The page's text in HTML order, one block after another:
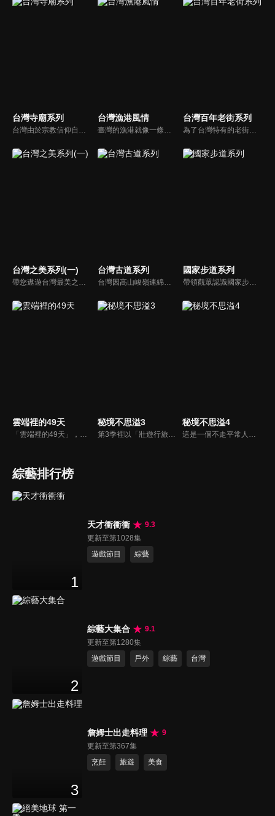
台灣寺廟系列
台灣由於宗教信仰自由，在島內可說處處可見，或大或小的廟宇宮寺，台灣宗教系列，帶您了解台灣的宗教、台灣的神明教義，帶您巡禮台灣的廟宇、台灣的民間信仰...邀您一起來體驗！
台灣漁港風情
臺灣的漁港就像一條藍色道路，這裡能感受到濃厚的漁港文化氣息，欣賞海天一色的港口風情，落日時分，夕陽余暉用橘紅的色彩，訴說著漁港人的回憶...
台灣百年老街系列
為了台灣特有的老街文化特色保存下來，我們挑選了台灣最具特色的四十五條老街，製作台灣的老街系列節目，希望將台灣各老街的建築特色，歷史文化，地方小吃做一有系統的報導，讓大眾能對台灣的老街有更深一層的認識與了解。
台灣之美系列(一)
帶您遨遊台灣最美之地，了解台灣最美地帶，讓您沉浸在台灣風情之美，享受迷人景緻與感人情誼。
台灣古道系列
台灣因高山峻嶺連綿，阻隔了各地區的交通往來，自古以來居民即開闢了各種形式的道路，用來穿越這些險阻，這其中有部分已消失，許多成為現今公路的基礎，其中部分成為登山者所喜好的遊覽路線。這些道路保存了大量的古蹟以及前人生活的印記，統稱為「古道」。
國家步道系列
帶領觀眾認識國家步道系統，悠閒健行享受台灣山林之美！
雲端裡的49天
「雲端裡的49天」，取自拍攝地比雲還高的山區，這一季節目採用VR 360全景攝影，以貫穿臺灣南北向的中央山脈為拍攝主軸，由金鐘主持人廖科溢帶領觀眾尋訪深藏在中央山脈的秘境，探索傳統原住民部落文化，完整呈現臺灣原始的樣貌並全紀錄分享給全世界。
秘境不思溢3
第3季裡以「壯遊行旅」的概念，帶大家進探絕美秘境，為大家盤點畢生不可錯過的世紀景觀，走遍異地美景，感受大地造物之奇，讓我們跟著廖科溢浪跡天涯，感受世遺的風光。一步一腳印丈量每一寸土地，親身感受自然的地質奇觀加上鬼斧神工的建築之美，發現特殊人文地域，感受異度世界，時間瞬間凝結之美。
秘境不思溢4
這是一個不走平常人容易走的路，不爬輕易攻頂的山，專攻專業級背包客路線的旅遊節目。這季我們將走訪終極秘境－瑞士，看阿爾卑斯山最富盛名的少女峰及馬特洪峰的奇幻美景。接著走訪蕞爾小國列支敦士登，之後來到奧地利拜訪莫扎特的故鄉薩爾斯堡和音樂之都維也納，徜徉在藍色多瑙河的圓舞曲中。
綜藝排行榜
1
天才衝衝衝
9.3
更新至第1028集
遊戲節目
綜藝
2
綜藝大集合
9.1
更新至第1280集
遊戲節目
戶外 綜藝 台灣
3
詹姆士出走料理
9
更新至第367集
烹飪
旅遊 美食